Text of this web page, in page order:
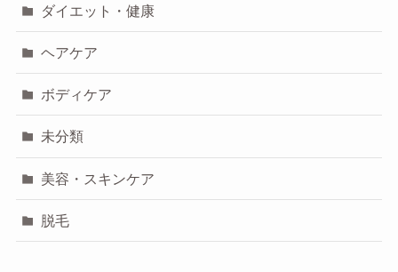
ダイエット・健康
ヘアケア
ボディケア
未分類
美容・スキンケア
脱毛